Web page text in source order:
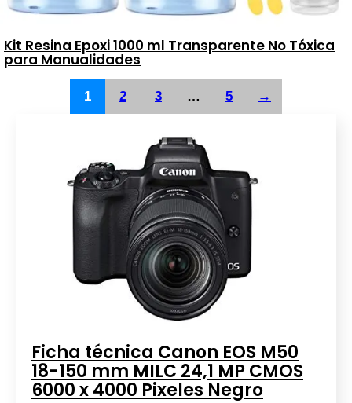
Kit Resina Epoxi 1000 ml Transparente No Tóxica
para Manualidades
1 2 3 … 5 →
Ficha técnica Canon EOS M50
18-150 mm MILC 24,1 MP CMOS
6000 x 4000 Pixeles Negro